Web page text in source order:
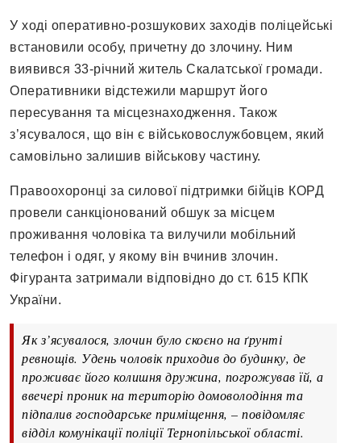
У ході оперативно-розшукових заходів поліцейські
встановили особу, причетну до злочину. Ним
виявився 33-річний житель Скалатської громади.
Оперативники відстежили маршрут його
пересування та місцезнаходження. Також
з’ясувалося, що він є військовослужбовцем, який
самовільно залишив військову частину.
Правоохоронці за силової підтримки бійців КОРД
провели санкціонований обшук за місцем
проживання чоловіка та вилучили мобільний
телефон і одяг, у якому він вчинив злочин.
Фігуранта затримали відповідно до ст. 615 КПК
України.
Як з’ясувалося, злочин було скоєно на ґрунті
ревнощів. Удень чоловік приходив до будинку, де
проживає його колишня дружина, погрожував їй, а
ввечері проник на територію домоволодіння та
підпалив господарське приміщення, – повідомляє
відділ комунікації поліції Тернопільської області.